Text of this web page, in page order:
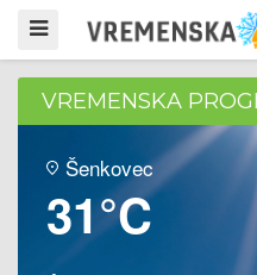
VREMENSKA
Šenkovec
31°C